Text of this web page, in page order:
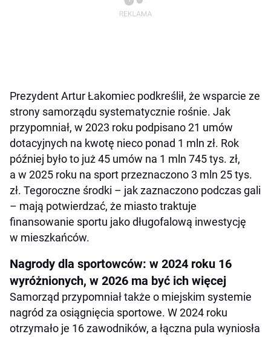
Prezydent Artur Łakomiec podkreślił, że wsparcie ze
strony samorządu systematycznie rośnie. Jak
przypomniał, w 2023 roku podpisano 21 umów
dotacyjnych na kwotę nieco ponad 1 mln zł. Rok
później było to już 45 umów na 1 mln 745 tys. zł,
a w 2025 roku na sport przeznaczono 3 mln 25 tys.
zł. Tegoroczne środki – jak zaznaczono podczas gali
– mają potwierdzać, że miasto traktuje
finansowanie sportu jako długofalową inwestycję
w mieszkańców.
Nagrody dla sportowców: w 2024 roku 16
wyróżnionych, w 2026 ma być ich więcej
Samorząd przypomniał także o miejskim systemie
nagród za osiągnięcia sportowe. W 2024 roku
otrzymało je 16 zawodników, a łączna pula wyniosła